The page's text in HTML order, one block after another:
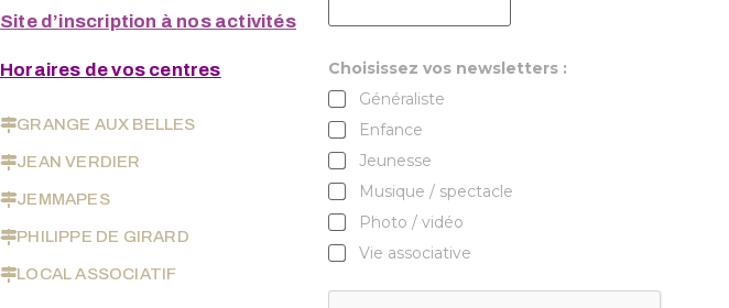
Site d’inscription à nos activités
Horaires de vos centres
GRANGE AUX BELLES
JEAN VERDIER
JEMMAPES
PHILIPPE DE GIRARD
LOCAL ASSOCIATIF
Choisissez vos newsletters :
Généraliste
Enfance
Jeunesse
Musique / spectacle
Photo / vidéo
Vie associative